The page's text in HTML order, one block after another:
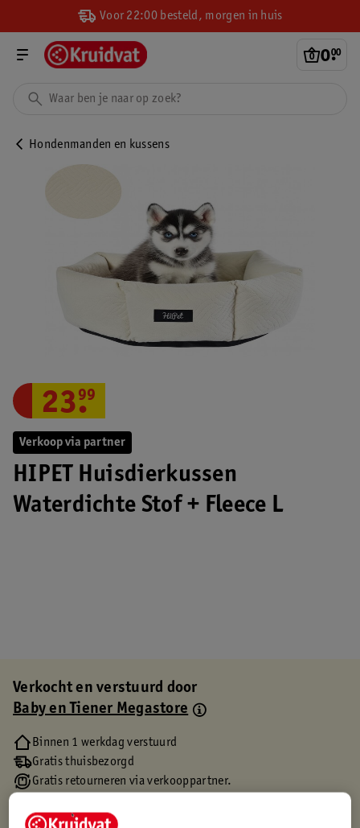
Voor 22:00 besteld, morgen in huis
0.
00
Hondenmanden en kussens
Verkoop via partner
HIPET Huisdierkussen
Waterdichte Stof + Fleece L
23.
99
Verkocht en verstuurd door
Baby en Tiener Megastore
Binnen 1 werkdag verstuurd
Gratis thuisbezorgd
Gratis retourneren via verkooppartner.